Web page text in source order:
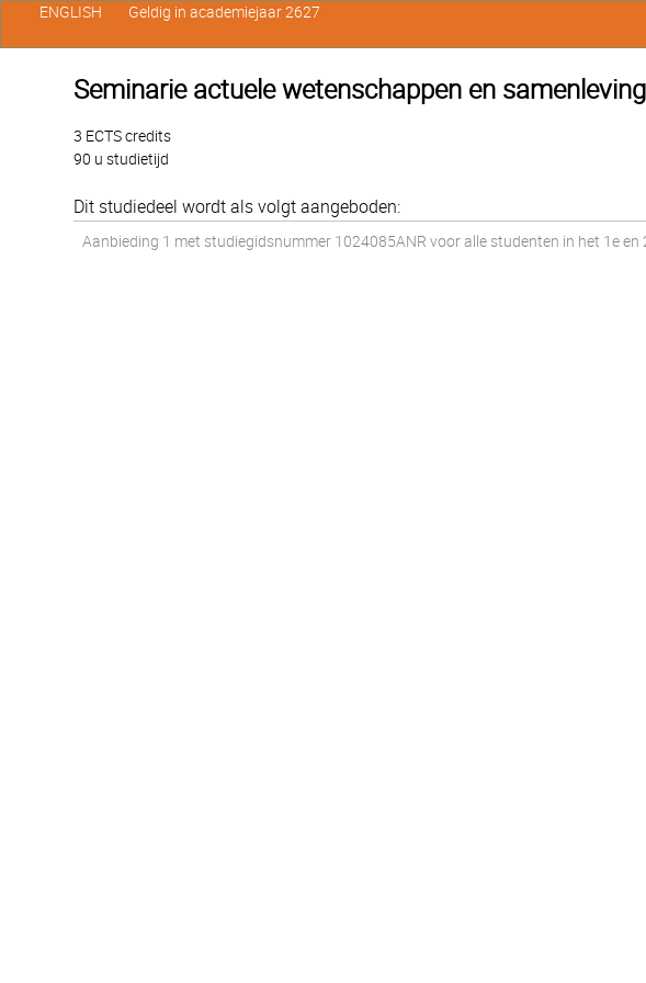
Seminarie actuele wetenschappen en
3 ECTS credits
90 u studietijd
Dit studiedeel wordt als volgt aangeboden:
Aanbieding 1 met studiegidsnummer 1024085ANR voor alle studenten in het 1e en
ENGLISH Geldig in academiejaar 2627